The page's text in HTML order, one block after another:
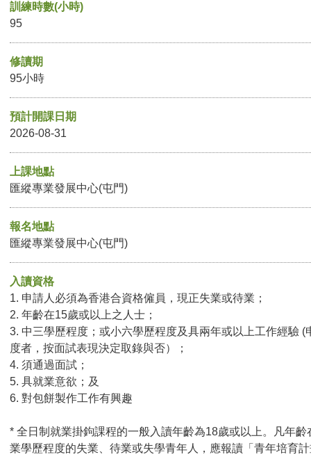
訓練時數(小時)
95
修讀期
95小時
預計開課日期
2026-08-31
上課地點
匯縱專業發展中心(屯門)
報名地點
匯縱專業發展中心(屯門)
入讀資格
1. 申請人必須為香港合資格僱員，現正失業或待業；
2. 年齡在15歲或以上之人士；
3. 中三學歷程度；或小六學歷程度及具兩年或以上工作經驗 (
度者，按面試表現決定取錄與否）；
4. 須通過面試；
5. 具就業意欲；及
6. 對包餅製作工作有興趣
* 全日制就業掛鉤課程的一般入讀年齡為18歲或以上。凡年
業學歷程度的失業、待業或失學青年人，應報讀「青年培育